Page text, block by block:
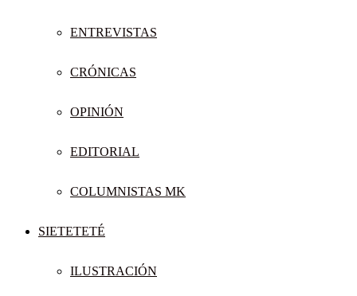
ENTREVISTAS
CRÓNICAS
OPINIÓN
EDITORIAL
COLUMNISTAS MK
SIETETETÉ
ILUSTRACIÓN